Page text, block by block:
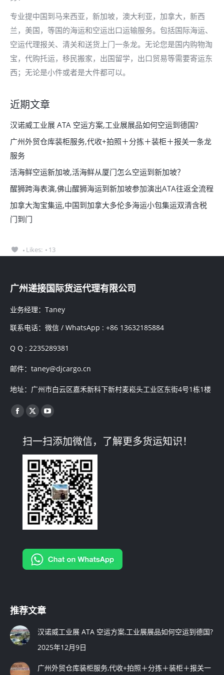
专业提中国到马来西亚，新加坡，澳大利亚，加拿大，新西
兰，美国，等国的海运和空运出口运输服务。包括国际海运、
空运代理报关、清关和送货上门一条龙。无论您是国内购物淘
宝，代购托运，移民搬家，出国留学，出口贸易等需要寄运东
西；无论是小件或者是大件都可以。
近期文章
汉诺威工业展 ATA 空运方案,工业展展品如何空运到德国?
广州外贸仓库装柜服务,代收+拍照＋分拣＋装柜＋报关一条龙
服务
活海鲜空运新加坡,活海鲜从厦门怎么空运到新加坡？
醒狮跨海表演,佛山醒狮海运到新加坡参加演出ATA往返全流程
加拿大淘宝集运,中国到加拿大多伦多海运小包集运双清含税
门到门
Likes: 13
广州递接国际货运代理有限公司
业务经理：Taney
联系电话：微信 / WhatsApp : +86 13632185884
Q Q : 2235289381
邮件：taney@djcargo.cn
地址：广州市白云区嘉禾新科下新村麦崧头工业区东街4号1栋1楼
找到我们：
Facebook
opens
in
new
window
X
opens
in
new
window
YouTube
opens
in
new
window
扫一扫添加微信，了解更多货运知识！
推荐文章
汉诺威工业展 ATA 空运方案,工业展展品如何空运到德国?
2025年12月9日
广州外贸仓库装柜服务,代收+拍照＋分拣＋装柜＋报关一